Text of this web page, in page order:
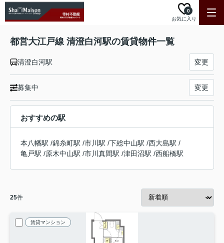
お気に入り
0
都営大江戸線 清澄白河駅の賃貸物件一覧
清澄白河駅 変更
募集中 変更
おすすめの駅
本八幡駅 /錦糸町駅 /市川駅 /下総中山駅 /西大島駅 /
亀戸駅 /原木中山駅 /市川真間駅 /津田沼駅 /西船橋駅
25件
賃貸マンション